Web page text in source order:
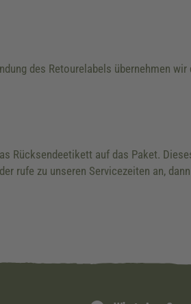
des Retourelabels übernehmen wir
Rücksendeetikett auf das Paket.
rufe zu unseren Servicezeiten an,